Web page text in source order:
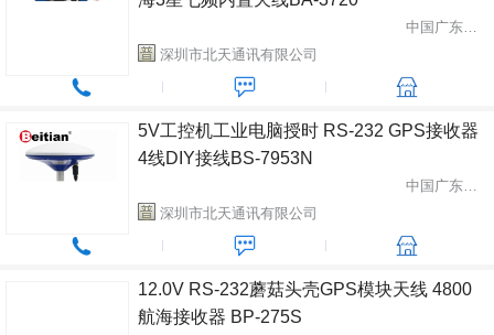
中国广东省深圳市
深圳市北天通讯有限公司
5V工控机工业电脑授时 RS-232 GPS接收器
4线DIY接线BS-7953N
中国广东省深圳市
深圳市北天通讯有限公司
12.0V RS-232蘑菇头壳GPS模块天线 4800
航海接收器 BP-275S